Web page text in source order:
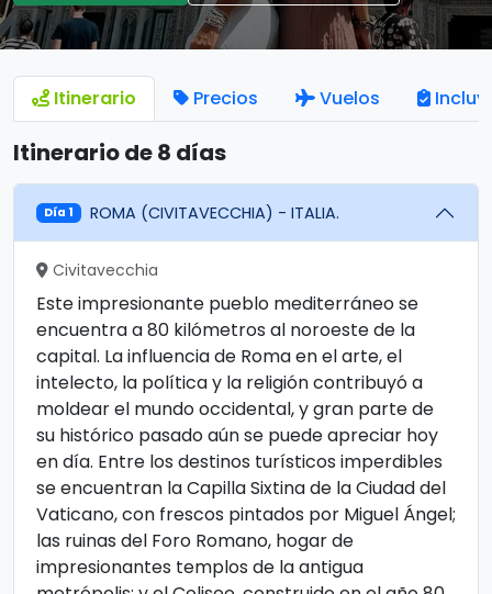
Itinerario Precios Vuelos
Itinerario de 8 días
Día 1 ROMA (CIVITAVECCHIA) - ITALIA.
Civitavecchia
Este impresionante pueblo mediterráneo se
encuentra a 80 kilómetros al noroeste de la
capital. La influencia de Roma en el arte, el
intelecto, la política y la religión contribuyó a
moldear el mundo occidental, y gran parte de
su histórico pasado aún se puede apreciar hoy
en día. Entre los destinos turísticos imperdibles
se encuentran la Capilla Sixtina de la Ciudad del
Vaticano, con frescos pintados por Miguel Ángel;
las ruinas del Foro Romano, hogar de
impresionantes templos de la antigua